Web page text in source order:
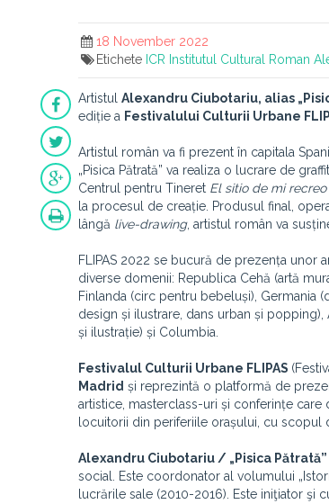
18 November 2022
Etichete ICR Institutul Cultural Roman
Artistul Alexandru Ciubotariu, alias
ediție a Festivalului Culturii Urbane
Artistul român va fi prezent în capitala
„Pisica Pătrată” va realiza o lucrare de
Centrul pentru Tineret El sitio de mi
la procesul de creație. Produsul final,
lângă live-drawing, artistul român va
FLIPAS 2022 se bucură de prezența unor
diverse domenii: Republica Cehă (artă
Finlanda (circ pentru bebeluși), Germania
design și ilustrare, dans urban și popping),
și ilustrație) și Columbia.
Festivalul Culturii Urbane FLIPAS
Madrid și reprezintă o platformă de
artistice, masterclass-uri și conferințe
locuitorii din periferiile orașului, cu
Alexandru Ciubotariu / „Pisica Pătrată”
social. Este coordonator al volumului
lucrările sale (2010-2016). Este iniţiator şi